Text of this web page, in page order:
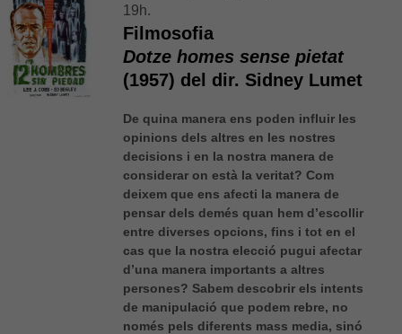
19h.
Filmosofia
Dotze homes sense pietat
(1957) del dir. Sidney Lumet
De quina manera ens poden influir les
opinions dels altres en les nostres
decisions i en la nostra manera de
considerar on està la veritat? Com
deixem que ens afecti la manera de
pensar dels demés quan hem d’escollir
entre diverses opcions, fins i tot en el
cas que la nostra elecció pugui afectar
d’una manera importants a altres
persones? Sabem descobrir els intents
de manipulació que podem rebre, no
només pels diferents mass media, sinó